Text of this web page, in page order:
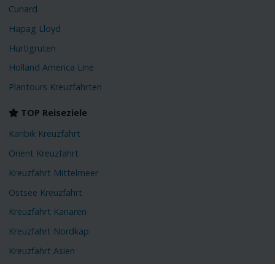
Cunard
Hapag Lloyd
Hurtigruten
Holland America Line
Plantours Kreuzfahrten
TOP Reiseziele
Karibik Kreuzfahrt
Orient Kreuzfahrt
Kreuzfahrt Mittelmeer
Ostsee Kreuzfahrt
Kreuzfahrt Kanaren
Kreuzfahrt Nordkap
Kreuzfahrt Asien